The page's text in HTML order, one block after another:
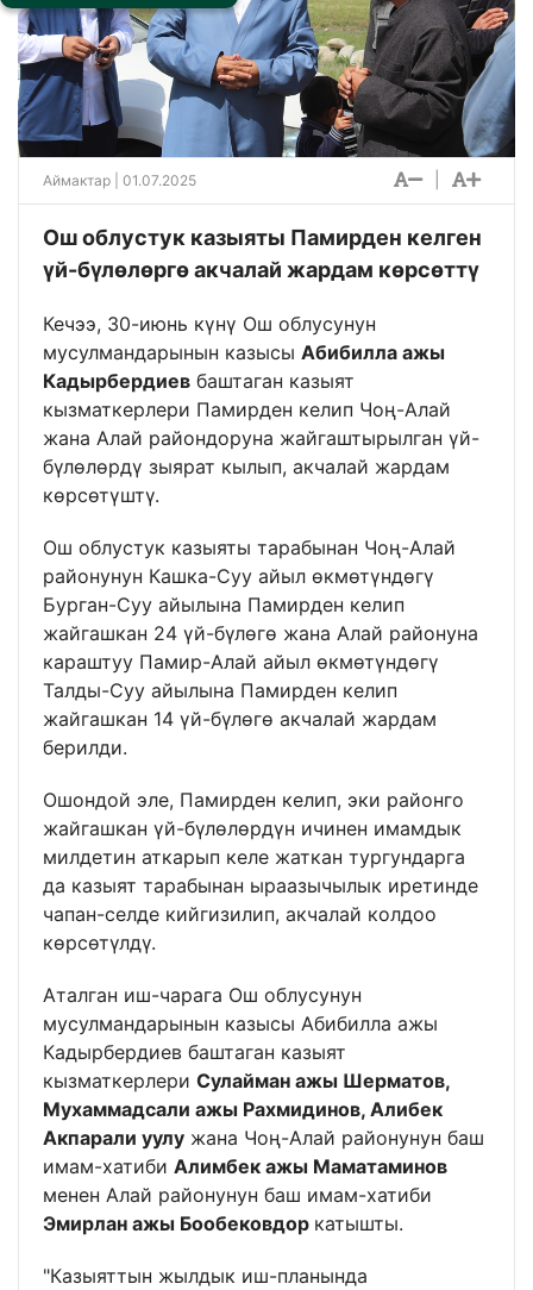
Аймактар | 01.07.2025
Ош облустук казыяты Памирден келген
үй-бүлөлөргө акчалай жардам көрсөттү
Кечээ, 30-июнь күнү Ош облусунун
мусулмандарынын казысы Абибилла ажы
Кадырбердиев баштаган казыят
кызматкерлери Памирден келип Чоң-Алай
жана Алай райондоруна жайгаштырылган үй-
бүлөлөрдү зыярат кылып, акчалай жардам
көрсөтүштү.
Ош облустук казыяты тарабынан Чоң-Алай
районунун Кашка-Суу айыл өкмөтүндөгү
Бурган-Суу айылына Памирден келип
жайгашкан 24 үй-бүлөгө жана Алай районуна
караштуу Памир-Алай айыл өкмөтүндөгү
Талды-Суу айылына Памирден келип
жайгашкан 14 үй-бүлөгө акчалай жардам
берилди.
Ошондой эле, Памирден келип, эки районго
жайгашкан үй-бүлөлөрдүн ичинен имамдык
милдетин аткарып келе жаткан тургундарга
да казыят тарабынан ыраазычылык иретинде
чапан-селде кийгизилип, акчалай колдоо
көрсөтүлдү.
Аталган иш-чарага Ош облусунун
мусулмандарынын казысы Абибилла ажы
Кадырбердиев баштаган казыят
кызматкерлери Сулайман ажы Шерматов,
Мухаммадсали ажы Рахмидинов, Алибек
Акпарали уулу жана Чоң-Алай районунун баш
имам-хатиби Алимбек ажы Маматаминов
менен Алай районунун баш имам-хатиби
Эмирлан ажы Бообековдор катышты.
"Казыяттын жылдык иш-планында